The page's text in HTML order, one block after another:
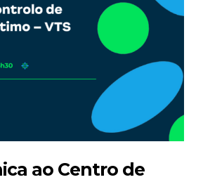
ao Centro de